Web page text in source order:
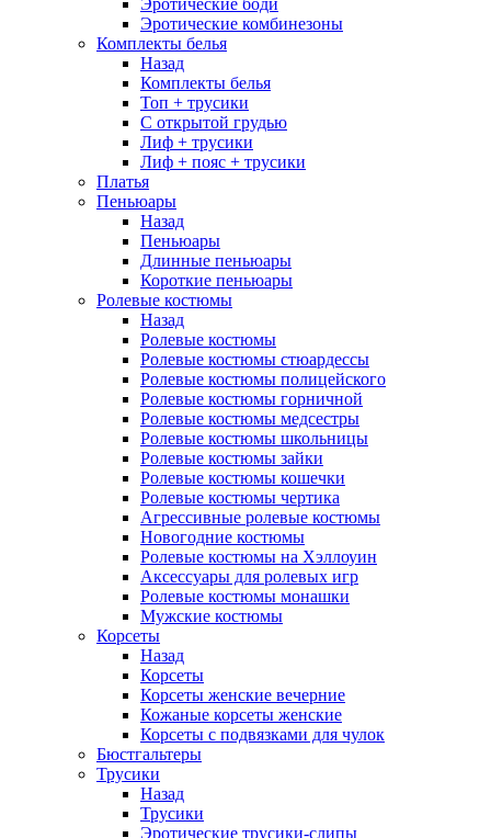
Эротические боди
Эротические комбинезоны
Комплекты белья
Назад
Комплекты белья
Топ + трусики
С открытой грудью
Лиф + трусики
Лиф + пояс + трусики
Платья
Пеньюары
Назад
Пеньюары
Длинные пеньюары
Короткие пеньюары
Ролевые костюмы
Назад
Ролевые костюмы
Ролевые костюмы стюардессы
Ролевые костюмы полицейского
Ролевые костюмы горничной
Ролевые костюмы медсестры
Ролевые костюмы школьницы
Ролевые костюмы зайки
Ролевые костюмы кошечки
Ролевые костюмы чертика
Агрессивные ролевые костюмы
Новогодние костюмы
Ролевые костюмы на Хэллоуин
Аксессуары для ролевых игр
Ролевые костюмы монашки
Мужские костюмы
Корсеты
Назад
Корсеты
Корсеты женские вечерние
Кожаные корсеты женские
Корсеты с подвязками для чулок
Бюстгальтеры
Трусики
Назад
Трусики
Эротические трусики-слипы